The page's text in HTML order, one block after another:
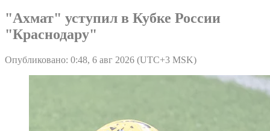
"Ахмат" уступил в Кубке России
"Краснодару"
Опубликовано: 0:48, 6 авг 2026 (UTC+3 MSK)